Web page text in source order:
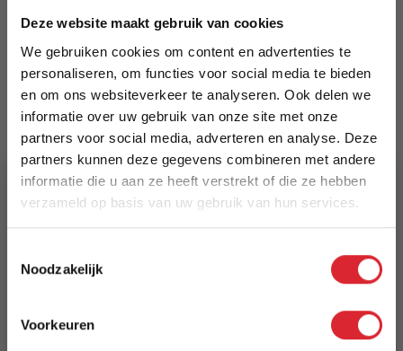
Deze website maakt gebruik van cookies
We gebruiken cookies om content en advertenties te
personaliseren, om functies voor social media te bieden
en om ons websiteverkeer te analyseren. Ook delen we
informatie over uw gebruik van onze site met onze
partners voor social media, adverteren en analyse. Deze
partners kunnen deze gegevens combineren met andere
informatie die u aan ze heeft verstrekt of die ze hebben
verzameld op basis van uw gebruik van hun services.
Noodzakelijk
Voorkeuren
Merk
Dimehouse
EAN
8720239871067
Prijs
Levertijd